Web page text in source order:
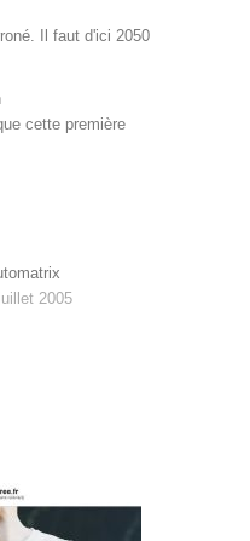
Il faut d'ici 2050
cette première
2005